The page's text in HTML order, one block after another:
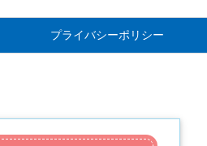
プライバシーポリシー